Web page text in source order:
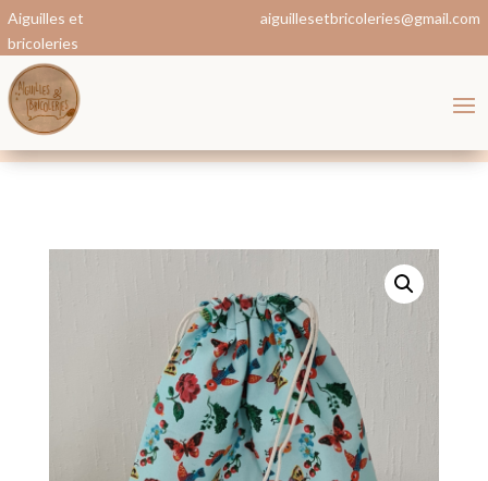
Aiguilles et
bricoleries
aiguillesetbricoleries@gmail.com